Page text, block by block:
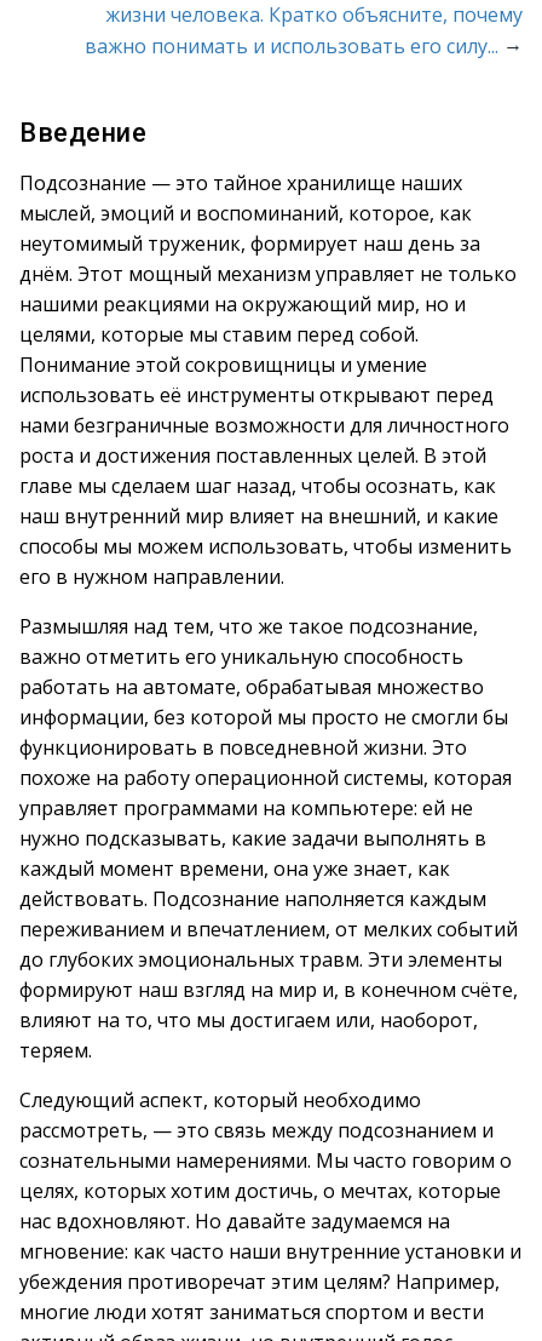
жизни человека. Кратко объясните, почему
важно понимать и использовать его силу... →
Введение
Подсознание — это тайное хранилище наших
мыслей, эмоций и воспоминаний, которое, как
неутомимый труженик, формирует наш день за
днём. Этот мощный механизм управляет не только
нашими реакциями на окружающий мир, но и
целями, которые мы ставим перед собой.
Понимание этой сокровищницы и умение
использовать её инструменты открывают перед
нами безграничные возможности для личностного
роста и достижения поставленных целей. В этой
главе мы сделаем шаг назад, чтобы осознать, как
наш внутренний мир влияет на внешний, и какие
способы мы можем использовать, чтобы изменить
его в нужном направлении.
Размышляя над тем, что же такое подсознание,
важно отметить его уникальную способность
работать на автомате, обрабатывая множество
информации, без которой мы просто не смогли бы
функционировать в повседневной жизни. Это
похоже на работу операционной системы, которая
управляет программами на компьютере: ей не
нужно подсказывать, какие задачи выполнять в
каждый момент времени, она уже знает, как
действовать. Подсознание наполняется каждым
переживанием и впечатлением, от мелких событий
до глубоких эмоциональных травм. Эти элементы
формируют наш взгляд на мир и, в конечном счёте,
влияют на то, что мы достигаем или, наоборот,
теряем.
Следующий аспект, который необходимо
рассмотреть, — это связь между подсознанием и
сознательными намерениями. Мы часто говорим о
целях, которых хотим достичь, о мечтах, которые
нас вдохновляют. Но давайте задумаемся на
мгновение: как часто наши внутренние установки и
убеждения противоречат этим целям? Например,
многие люди хотят заниматься спортом и вести